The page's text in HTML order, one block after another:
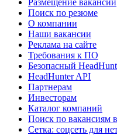
Поиск по резюме
О компании
Наши вакансии
Реклама на сайте
Требования к ПО
Безопасный
HeadHunter API
Партнерам
Инвесторам
Каталог компаний
Поиск по вакансиям
Сетка: соцсеть для